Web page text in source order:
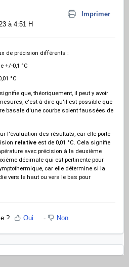
Imprimer
à 4:51 H
de précision différents :
+/-0,1 °C
°C
signifie que, théoriquement, il peut y avoir
c'est-à-dire qu'il est possible que
basale d'une courbe soient faussées de
l'évaluation des résultats, car elle porte
relative est de 0,01 °C. Cela signifie
avec précision à la deuxième
décimale qui est pertinente pour
car elle détermine si la
vers le haut ou vers le bas pour
? Oui Non